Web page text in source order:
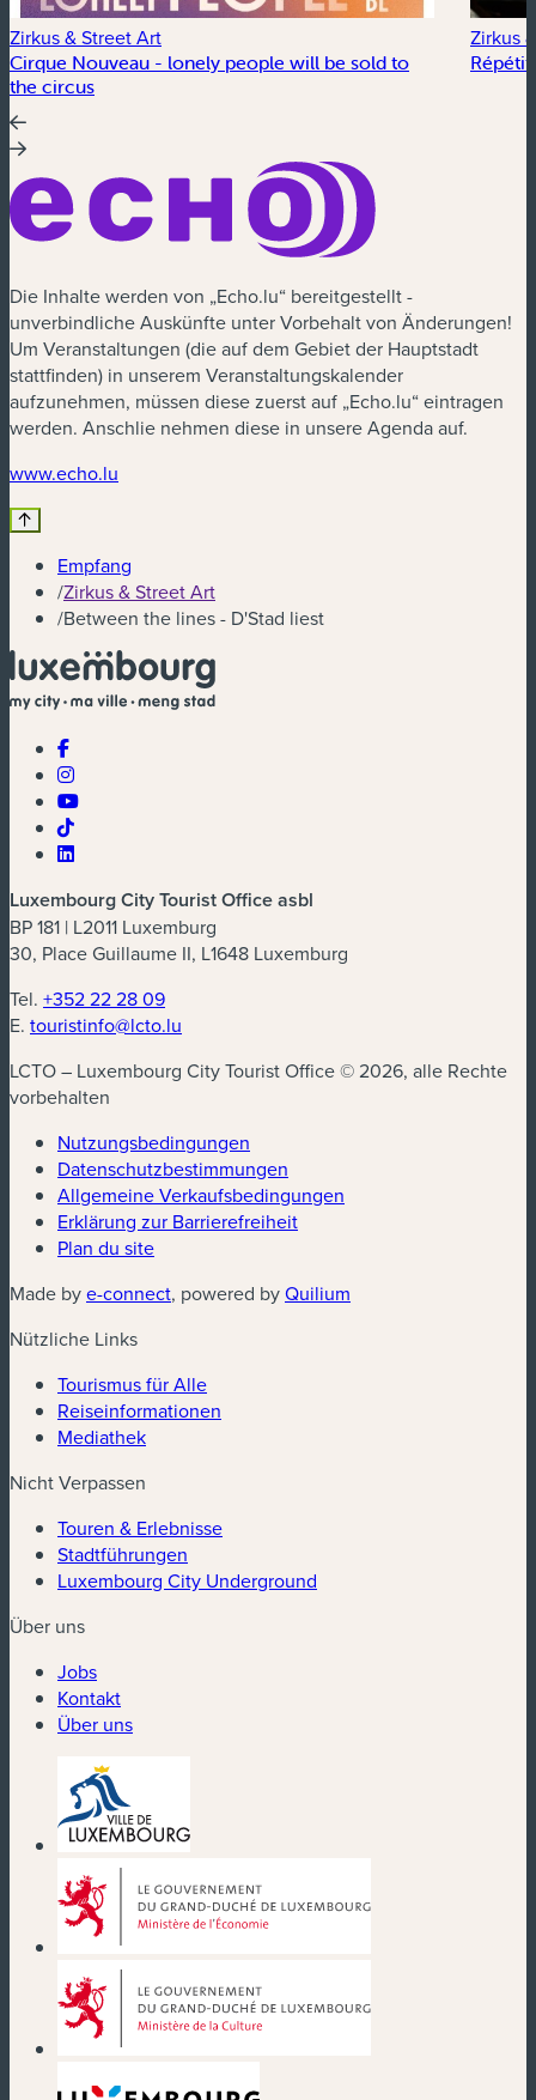
Zirkus & Street Art
Cirque Nouveau - lonely people will be sold to
the circus
Zirkus
Die Inhalte werden von „Echo.lu“ bereitgestellt -
unverbindliche Auskünfte unter Vorbehalt von Änderungen!
Um Veranstaltungen (die auf dem Gebiet der Hauptstadt
stattfinden) in unserem Veranstaltungskalender
aufzunehmen, müssen diese zuerst auf „Echo.lu“ eintragen
werden. Anschlie nehmen diese in unsere Agenda auf.
www.echo.lu
Empfang
/Zirkus & Street Art
/Between the lines - D'Stad liest
Luxembourg City Tourist Office asbl
BP 181 | L2011 Luxemburg
30, Place Guillaume II, L1648 Luxemburg
Tel. +352 22 28 09
E. touristinfo@lcto.lu
LCTO – Luxembourg City Tourist Office © 2026, alle Rechte
vorbehalten
Nutzungsbedingungen
Datenschutzbestimmungen
Allgemeine Verkaufsbedingungen
Erklärung zur Barrierefreiheit
Plan du site
Made bye-connect(neues Fenster)
, powered byQuilium
Nützliche Links
Tourismus für Alle
Reiseinformationen
Mediathek
Nicht Verpassen
Touren & Erlebnisse
Stadtführungen
Luxembourg City Underground
Über uns
Jobs
Kontakt
Über uns